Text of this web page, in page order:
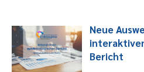
Neue
Bericht